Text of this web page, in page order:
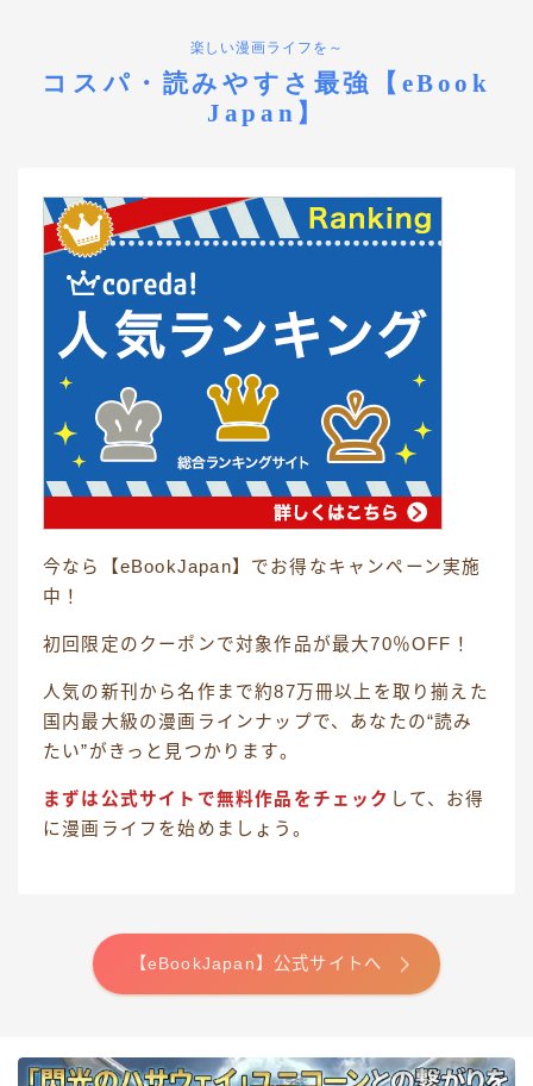
楽しい漫画ライフを～
コスパ・読みやすさ最強【eBook
Japan】
今なら【eBookJapan】でお得なキャンペーン実施
中！
初回限定のクーポンで対象作品が最大70％OFF！
人気の新刊から名作まで約87万冊以上を取り揃えた
国内最大級の漫画ラインナップで、あなたの“読み
たい”がきっと見つかります。
まずは公式サイトで無料作品をチェック して、お得
に漫画ライフを始めましょう。
【eBookJapan】公式サイトへ